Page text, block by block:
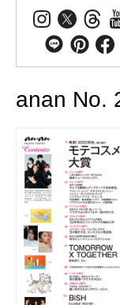
anan No.